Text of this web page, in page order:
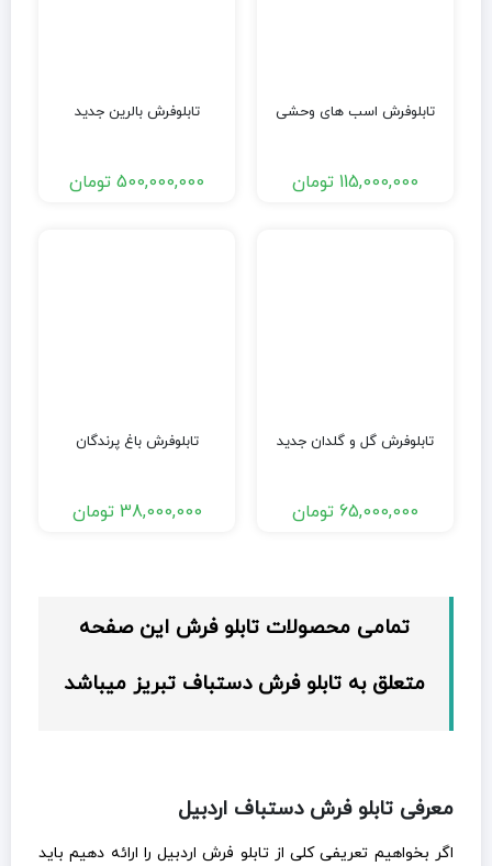
تابلوفرش اسب های وحشی
115,000,000 تومان
تابلوفرش بالرین جدید
500,000,000 تومان
تابلوفرش گل و گلدان جدید
65,000,000 تومان
تابلوفرش باغ پرندگان
38,000,000 تومان
تمامی محصولات تابلو فرش این صفحه
متعلق به تابلو فرش دستباف تبریز میباشد
معرفی تابلو فرش دستباف اردبیل
اگر بخواهیم تعریفی کلی از تابلو فرش اردبیل را ارائه دهیم باید